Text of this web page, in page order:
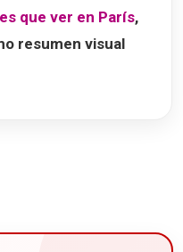
que ver en París,
resumen visual